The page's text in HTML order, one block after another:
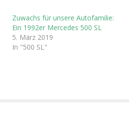
Zuwachs für unsere Autofamilie:
Ein 1992er Mercedes 500 SL
5. März 2019
In "500 SL"